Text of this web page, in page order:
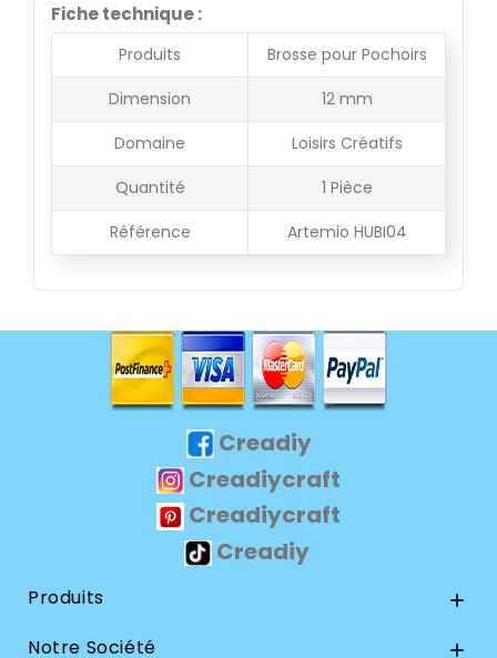
Fiche technique :
Produits
Brosse pour Pochoirs
Dimension
12 mm
Domaine
Loisirs Créatifs
Quantité
1 Pièce
Référence
Artemio HUBI04
Creadiy
Creadiycraft
Creadiycraft
Creadiy
Produits 
Notre Société 